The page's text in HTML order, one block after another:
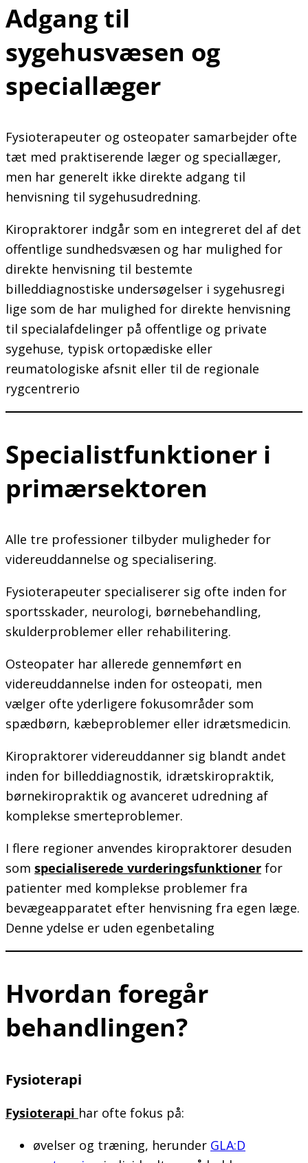
Adgang til
sygehusvæsen og
speciallæger
Fysioterapeuter og osteopater samarbejder ofte
tæt med praktiserende læger og speciallæger,
men har generelt ikke direkte adgang til
henvisning til sygehusudredning.
Kiropraktorer indgår som en integreret del af det
offentlige sundhedsvæsen og har mulighed for
direkte henvisning til bestemte
billeddiagnostiske undersøgelser i sygehusregi
lige som de har mulighed for direkte henvisning
til specialafdelinger på offentlige og private
sygehuse, typisk ortopædiske eller
reumatologiske afsnit eller til de regionale
rygcentrerio
Specialistfunktioner i
primærsektoren
Alle tre professioner tilbyder muligheder for
videreuddannelse og specialisering.
Fysioterapeuter specialiserer sig ofte inden for
sportsskader, neurologi, børnebehandling,
skulderproblemer eller rehabilitering.
Osteopater har allerede gennemført en
videreuddannelse inden for osteopati, men
vælger ofte yderligere fokusområder som
spædbørn, kæbeproblemer eller idrætsmedicin.
Kiropraktorer videreuddanner sig blandt andet
inden for billeddiagnostik, idrætskiropraktik,
børnekiropraktik og avanceret udredning af
komplekse smerteproblemer.
I flere regioner anvendes kiropraktorer desuden
som specialiserede vurderingsfunktioner for
patienter med komplekse problemer fra
bevægeapparatet efter henvisning fra egen læge.
Denne ydelse er uden egenbetaling
Hvordan foregår
behandlingen?
Fysioterapi
Fysioterapi har ofte fokus på:
øvelser og træning, herunder GLA:D